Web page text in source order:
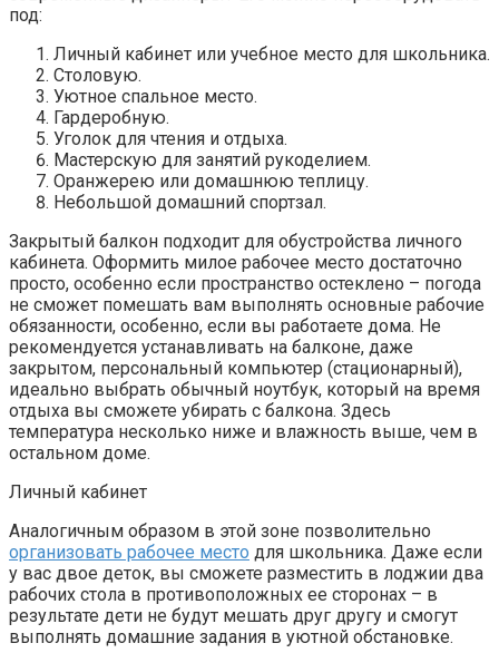
под:
Личный кабинет или учебное место для школьника.
Столовую.
Уютное спальное место.
Гардеробную.
Уголок для чтения и отдыха.
Мастерскую для занятий рукоделием.
Оранжерею или домашнюю теплицу.
Небольшой домашний спортзал.
Закрытый балкон подходит для обустройства личного
кабинета. Оформить милое рабочее место достаточно
просто, особенно если пространство остеклено – погода
не сможет помешать вам выполнять основные рабочие
обязанности, особенно, если вы работаете дома. Не
рекомендуется устанавливать на балконе, даже
закрытом, персональный компьютер (стационарный),
идеально выбрать обычный ноутбук, который на время
отдыха вы сможете убирать с балкона. Здесь
температура несколько ниже и влажность выше, чем в
остальном доме.
Личный кабинет
Аналогичным образом в этой зоне позволительно
организовать рабочее место для школьника. Даже если
у вас двое деток, вы сможете разместить в лоджии два
рабочих стола в противоположных ее сторонах – в
результате дети не будут мешать друг другу и смогут
выполнять домашние задания в уютной обстановке.